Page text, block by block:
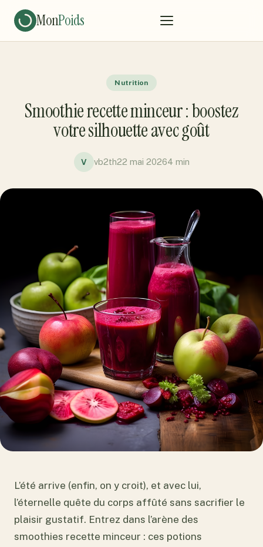
MonPoids
Nutrition
Smoothie recette minceur : boostez
votre silhouette avec goût
V vb2th22 mai 20264 min
L’été arrive (enfin, on y croit), et avec lui,
l’éternelle quête du corps affûté sans sacrifier le
plaisir gustatif. Entrez dans l’arène des
smoothies recette minceur : ces potions